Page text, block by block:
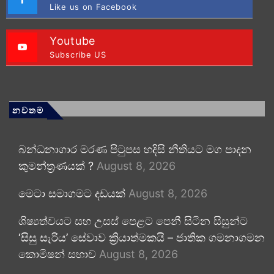
Like us on Facebook
Youtube
Subscribe US
නවතම
බන්ධනාගාර මරණ පිටුපස හදිසි නීතියට මග පාදන
කුමන්ත්‍රණයක් ? August 8, 2026
මෙටා සමාගමට දඩයක් August 8, 2026
ශිෂ්‍යත්වයට සහ උසස් පෙළට පෙනී සිටින සිසුන්ට
‘සිසු සැරිය’ සේවාව ක්‍රියාත්මකයි – ජාතික ගමනාගමන
කොමිෂන් සභාව August 8, 2026